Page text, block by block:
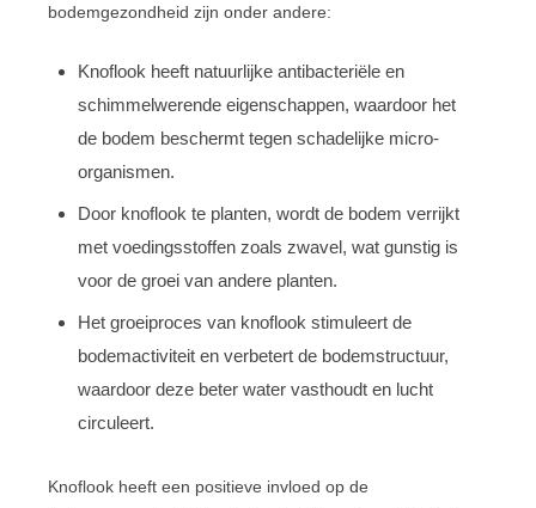
bodemgezondheid zijn onder andere:
Knoflook heeft natuurlijke antibacteriële en
schimmelwerende eigenschappen, waardoor het
de bodem beschermt tegen schadelijke micro-
organismen.
Door knoflook te planten, wordt de bodem verrijkt
met voedingsstoffen zoals zwavel, wat gunstig is
voor de groei van andere planten.
Het groeiproces van knoflook stimuleert de
bodemactiviteit en verbetert de bodemstructuur,
waardoor deze beter water vasthoudt en lucht
circuleert.
Knoflook heeft een positieve invloed op de